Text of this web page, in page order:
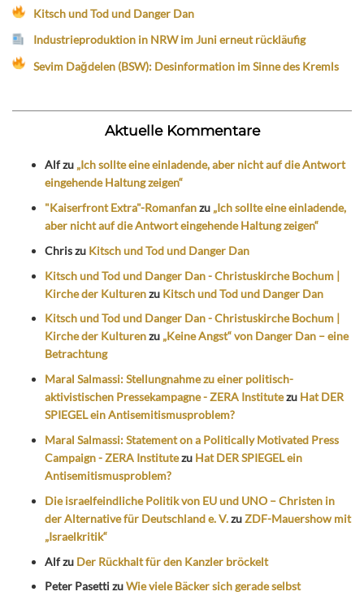
Kitsch und Tod und Danger Dan
Industrieproduktion in NRW im Juni erneut rückläufig
Sevim Dağdelen (BSW): Desinformation im Sinne des Kremls
Aktuelle Kommentare
Alfzu „Ich sollte eine einladende, aber nicht auf die Antwort
eingehende Haltung zeigen“
"Kaiserfront Extra"-Romanfanzu „Ich sollte eine einladende,
aber nicht auf die Antwort eingehende Haltung zeigen“
Chriszu Kitsch und Tod und Danger Dan
Kitsch und Tod und Danger Dan - Christuskirche Bochum |
Kirche der Kulturenzu Kitsch und Tod und Danger Dan
Kitsch und Tod und Danger Dan - Christuskirche Bochum |
Kirche der Kulturenzu „Keine Angst“ von Danger Dan – eine
Betrachtung
Maral Salmassi: Stellungnahme zu einer politisch-
aktivistischen Pressekampagne - ZERA Institutezu Hat DER
SPIEGEL ein Antisemitismusproblem?
Maral Salmassi: Statement on a Politically Motivated Press
Campaign - ZERA Institutezu Hat DER SPIEGEL ein
Antisemitismusproblem?
Die israelfeindliche Politik von EU und UNO – Christen in
der Alternative für Deutschland e. V.zuZDF-Mauershow mit
„Israelkritik“
Alfzu Der Rückhalt für den Kanzler bröckelt
Peter PasettizuWie viele Bäcker sich gerade selbst